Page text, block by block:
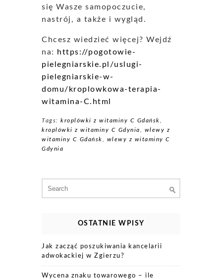
się Wasze samopoczucie,
nastrój, a także i wygląd.
Chcesz wiedzieć więcej? Wejdź
na:
https://pogotowie-
pielegniarskie.pl/uslugi-
pielegniarskie-w-
domu/kroplowkowa-terapia-
witamina-C.html
Tags: kroplówki z witaminy C Gdańsk
kroplówki z witaminy C Gdynia
wlewy z
witaminy C Gdańsk
wlewy z witaminy C
Gdynia
for:
OSTATNIE WPISY
Jak zacząć poszukiwania kancelarii
adwokackiej w Zgierzu?
Wycena znaku towarowego – ile